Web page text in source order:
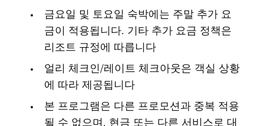
금요일 및 토요일 숙박에는 주말 추가 요
금이 적용됩니다. 기타 추가 요금 정책은
리조트 규정에 따릅니다
얼리 체크인/레이트 체크아웃은 객실 상황
에 따라 제공됩니다
본 프로그램은 다른 프로모션과 중복 적용
될 수 없으며, 현금 또는 다른 서비스로 대